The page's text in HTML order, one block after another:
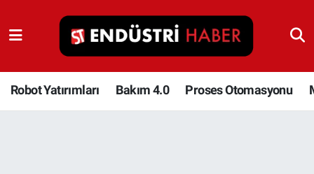
Robot Yatırımları Bakım 4.0 Proses Otomasyonu
Robot Yatırımları
Bakım 4.0